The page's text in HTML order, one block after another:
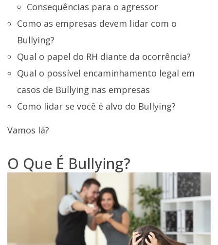
Consequências para o agressor
Como as empresas devem lidar com o
Bullying?
Qual o papel do RH diante da ocorrência?
Qual o possível encaminhamento legal em
casos de Bullying nas empresas
Como lidar se você é alvo do Bullying?
Vamos lá?
O Que É Bullying?